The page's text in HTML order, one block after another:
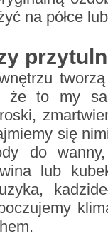
na półce
że to my
się
do
lub